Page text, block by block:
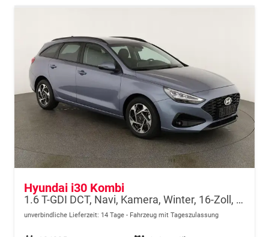
Hyundai i30 Kombi
1.6 T-GDI DCT, Navi, Kamera, Winter, 16-Zoll, 5 J.-Garantie
unverbindliche Lieferzeit: 14 Tage Fahrzeug mit Tageszulassung